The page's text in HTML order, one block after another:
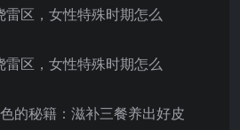
雷区，女性特殊时期怎么
雷区，女性特殊时期怎么
的秘籍：滋补三餐养出好皮